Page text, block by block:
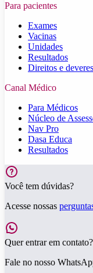
Para pacientes
Exames
Vacinas
Unidades
Resultados
Direitos e deveres
Canal Médico
Para Médicos
Núcleo de
Nav Pro
Dasa Educa
Resultados
Você tem dúvidas?
Acesse nossas
Quer entrar em contato?
Fale no nosso